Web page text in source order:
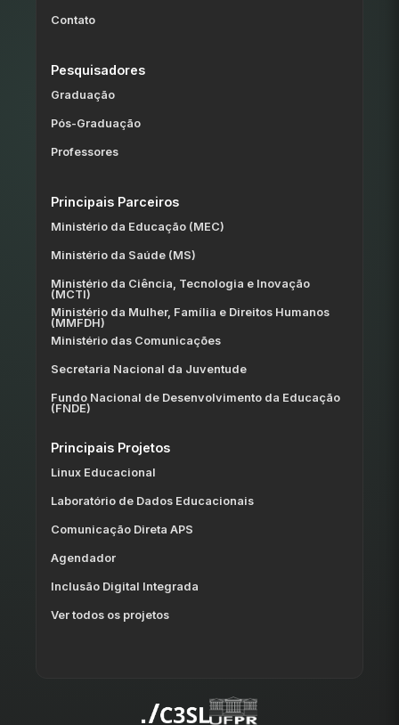
Contato
Pesquisadores
Graduação
Pós-Graduação
Professores
Principais Parceiros
Ministério da Educação (MEC)
Ministério da Saúde (MS)
Ministério da Ciência, Tecnologia e Inovação
(MCTI)
Ministério da Mulher, Família e Direitos Humanos
(MMFDH)
Ministério das Comunicações
Secretaria Nacional da Juventude
Fundo Nacional de Desenvolvimento da Educação
(FNDE)
Principais Projetos
Linux Educacional
Laboratório de Dados Educacionais
Comunicação Direta APS
Agendador
Inclusão Digital Integrada
Ver todos os projetos